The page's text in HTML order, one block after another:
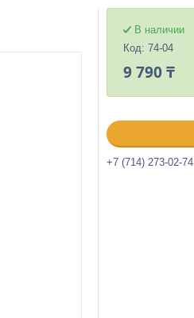
В наличии
Код: 74-04
9 790 ₸
+7 (714) 273-02-74